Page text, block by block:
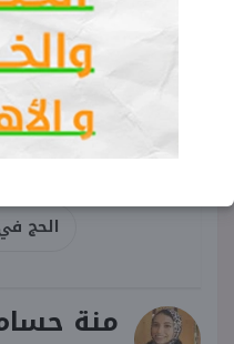
الكلمات المفتاحية
ما المقصود بالحج
الحج
منة